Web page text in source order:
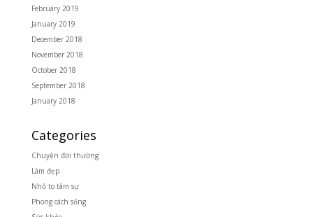
February 2019
January 2019
December 2018
November 2018
October 2018
September 2018
January 2018
Categories
Chuyện đời thường
Làm đẹp
Nhỏ to tâm sự
Phong cách sống